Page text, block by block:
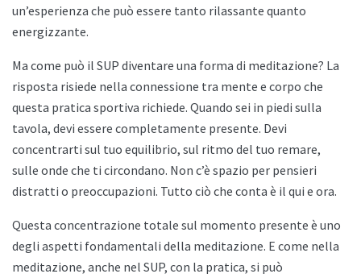
un’esperienza che può essere tanto rilassante quanto
energizzante.
Ma come può il SUP diventare una forma di meditazione? La
risposta risiede nella connessione tra mente e corpo che
questa pratica sportiva richiede. Quando sei in piedi sulla
tavola, devi essere completamente presente. Devi
concentrarti sul tuo equilibrio, sul ritmo del tuo remare,
sulle onde che ti circondano. Non c’è spazio per pensieri
distratti o preoccupazioni. Tutto ciò che conta è il qui e ora.
Questa concentrazione totale sul momento presente è uno
degli aspetti fondamentali della meditazione. E come nella
meditazione, anche nel SUP, con la pratica, si può